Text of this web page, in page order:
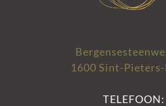
1600 Sint-
TELEFOON: